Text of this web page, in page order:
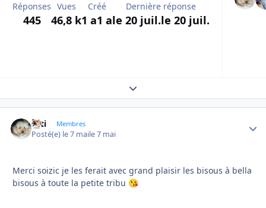
Réponses
445
Vues
46,8 k
Créé
1 a1 a
Dernière réponse
le 20 juil.le 20 juil.
Expand topic overview
asti Membres
Posté(e) le 7 maile 7 mai
Merci soizic je les ferait avec grand plaisir les bisous à bella
bisous à toute la petite tribu 😘